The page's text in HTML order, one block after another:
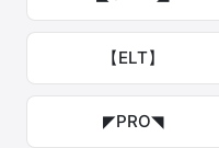
【ELT】
◤PRO◥